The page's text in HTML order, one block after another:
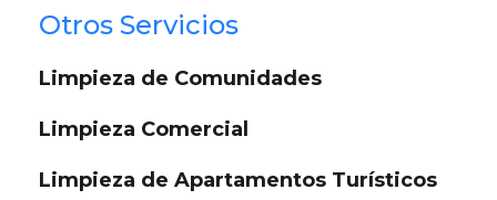
Otros Servicios
Limpieza de Comunidades
Limpieza Comercial
Limpieza de Apartamentos Turísticos